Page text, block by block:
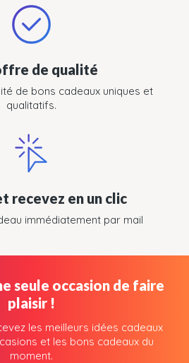
de qualité
de bons cadeaux uniques et
qualitatifs.
recevez en un clic
immédiatement par mail
seule occasion de faire
plaisir !
les meilleurs idées cadeaux
et les bons cadeaux du
moment.